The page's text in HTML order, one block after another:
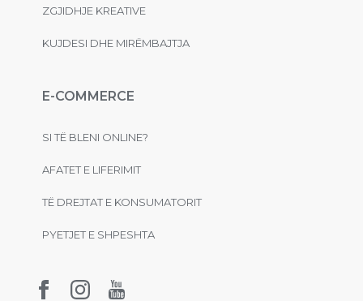
ZGJIDHJE KREATIVE
KUJDESI DHE MIRËMBAJTJA
E-COMMERCE
SI TË BLENI ONLINE?
AFATET E LIFERIMIT
TË DREJTAT E KONSUMATORIT
PYETJET E SHPESHTA